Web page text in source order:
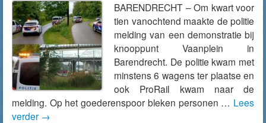
BARENDRECHT – Om kwart voor
tien vanochtend maakte de politie
melding van een demonstratie bij
knooppunt Vaanplein in
Barendrecht. De politie kwam met
minstens 6 wagens ter plaatse en
ook ProRail kwam naar de
melding. Op het goederenspoor bleken personen … Lees
verder →